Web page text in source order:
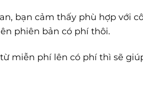
bạn cảm thấy phù hợp với
phiên bản có phí thôi.
miễn phí lên có phí thì sẽ